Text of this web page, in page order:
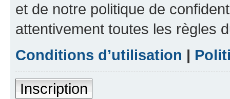
et de notre politique de
attentivement toutes les règles
Conditions d’utilisation |
Inscription